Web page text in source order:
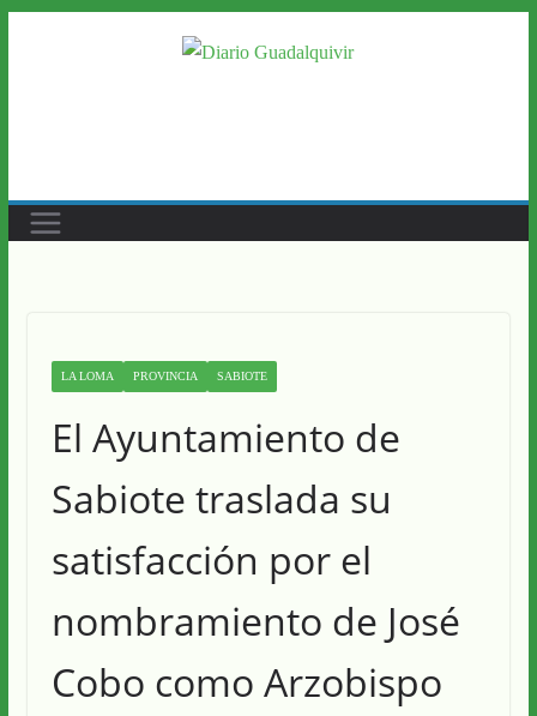
LA LOMA PROVINCIA SABIOTE
El Ayuntamiento de
Sabiote traslada su
satisfacción por el
nombramiento de José
Cobo como Arzobispo